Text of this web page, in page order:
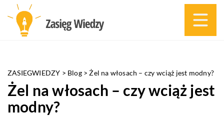
ZASIEGWIEDZY > Blog>Żel na włosach – czy wciąż jest modny?
Żel na włosach – czy wciąż jest
modny?